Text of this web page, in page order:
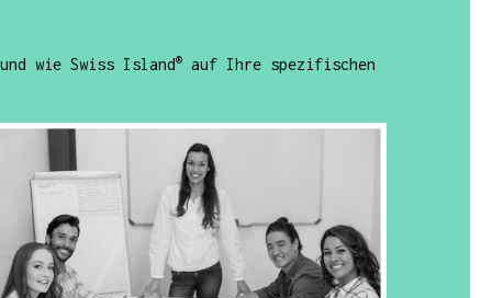
wie Swiss Island® auf Ihre spezifischen